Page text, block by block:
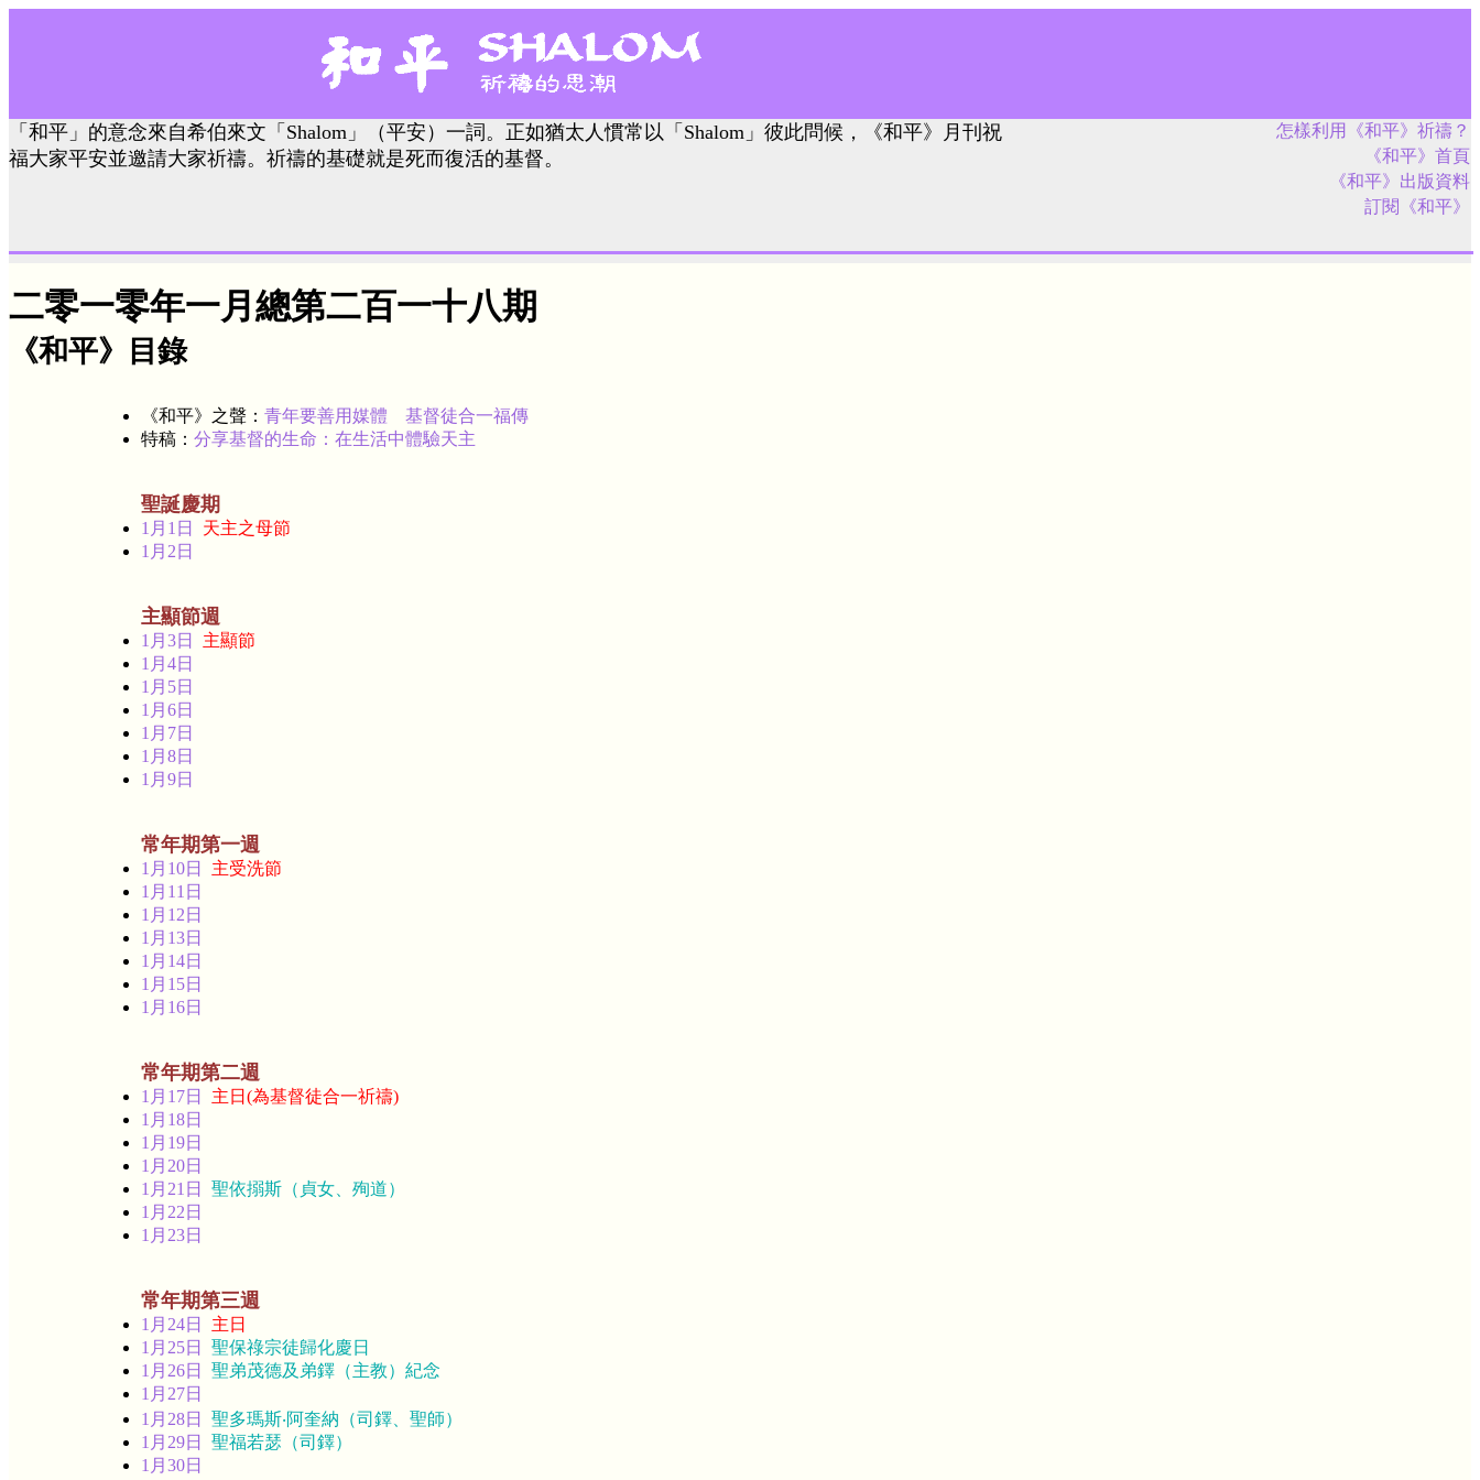
「和平」的意念來自希伯來文「Shalom」（平安）一詞。正如猶太人慣常以「Shalom」彼此問候，《和平》月刊祝
福大家平安並邀請大家祈禱。祈禱的基礎就是死而復活的基督。
怎樣利用《和平》祈禱？
《和平》首頁
《和平》出版資料
訂閱《和平》
二零一零年一月總第二百一十八期
《和平》目錄
《和平》之聲： 青年要善用媒體 基督徒合一福傳
特稿： 分享基督的生命：在生活中體驗天主
聖誕慶期
1月1日 天主之母節
1月2日
主顯節週
1月3日 主顯節
1月4日
1月5日
1月6日
1月7日
1月8日
1月9日
常年期第一週
1月10日 主受洗節
1月11日
1月12日
1月13日
1月14日
1月15日
1月16日
常年期第二週
1月17日 主日(為基督徒合一祈禱)
1月18日
1月19日
1月20日
1月21日 聖依搦斯（貞女、殉道）
1月22日
1月23日
常年期第三週
1月24日 主日
1月25日 聖保祿宗徒歸化慶日
1月26日 聖弟茂德及弟鐸（主教）紀念
1月27日
1月28日 聖多瑪斯‧阿奎納（司鐸、聖師）
1月29日 聖福若瑟（司鐸）
1月30日